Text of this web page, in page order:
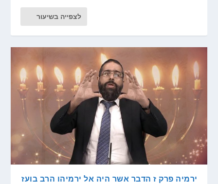
לצפייה בשיעור
ירמיה פרק ז הדבר אשר היה אל ירמיהו הרב בועז